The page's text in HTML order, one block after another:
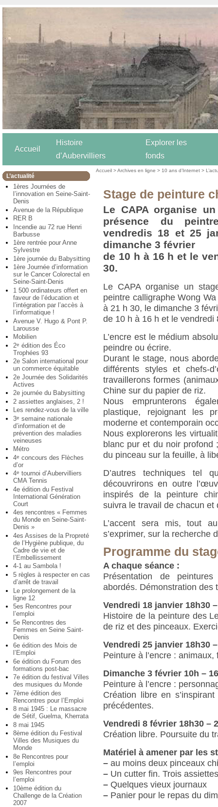
Accueil
Histoire
d’Aubervilliers
Explorer les
fonds
L’actualité
1ères Journées de
l’innovation en Seine-Saint-
Denis
Avenue de la République
RER B
Incendie au 72 rue Henri
Barbusse
1ère rentrée pour Anne
Sylvestre
1ère journée du Babysitting
1ère Journée d’information
sur le Cancer Colorectal en
Seine-Saint-Denis
1 500 ordinateurs offert en
faveur de l’éducation et
l’intégration par l’accès à
l’informatique !
Avenue V. Hugo & Pont P.
Larousse
Mobilien
2e édition des Éco
Trophées 93
2e Salon international pour
un commerce équitable
2e Journée des Solidarités
Actives
2e journée du Babysitting
2 assiettes anglaises, 2 !
Les rendez-vous de la ville
3e semaine nationale
d’information et de
prévention des maladies
veineuses
Métro
4e concours des Flèches
d’or
4e tournoi d’Aubervilliers
CMA Tennis
4e édition du Festival
International Génération
Court
4es rencontres « Femmes
du Monde en Seine-Saint-
Denis »
4es Assises de la Propreté
de l’Hygiène publique, du
Cadre de vie et de
l’Embellissement
4-1 au Sambola !
5 règles à respecter en cas
d’arrêt de travail
Le prolongement de la
ligne 12
5es Rencontres pour
l’emploi
5e Rencontres des
Femmes en Seine Saint-
Denis
6e édition des Mois de
l’Emploi
6e édition du Forum des
formations post-bac
7e édition du festival Villes
des musiques du Monde
7ème édition des
Rencontres pour l’Emploi
8 mai 1945 : Le massacre
de Sétif, Guelma, Kherrata
8 mai 1945
8ème édition du Festival
Villes des Musiques du
Monde
8e Rencontres pour
l’emploi
9es Rencontres pour
l’emploi
10ème édition du
Challenge de la Création
2007
Accueil >Archives en ligne > 10 ans d’Internet >
Stage de peinture
Le CAPA organise
présence du
vendredis 18 et 25
dimanche 3 février
de 10 h à 16 h et le
30.
Le CAPA organise un
peintre calligraphe Wong
à 21 h 30, le dimanche 3
de 10 h à 16 h et le
L’encre est le médium
peindre ou écrire.
Durant le stage, nous
différents styles et chefs-
travaillerons formes
Chine sur du papier de riz.
Nous emprunterons
plastique, rejoignant les
moderne et contemporain
Nous explorerons les
blanc pur et du noir profond
du pinceau sur la feuille, à
D’autres techniques tel
découvrirons en outre
inspirés de la peinture
suivra le travail de chacun
L’accent sera mis, tout
s’exprimer, sur la recherche
Programme du
A chaque séance :
Présentation de
abordés. Démonstration des
Vendredi 18 janvier 18h30
Histoire de la peinture des
de riz et des pinceaux.
Vendredi 25 janvier 18h30
Peinture à l’encre :
Dimanche 3 février 10h –
Peinture à l’encre :
Création libre en
précédentes.
Vendredi 8 février 18h30 –
Création libre. Poursuite du
Matériel à amener par les
– au moins deux pinceaux
– Un cutter fin. Trois
– Quelques vieux journaux
– Panier pour le repas du